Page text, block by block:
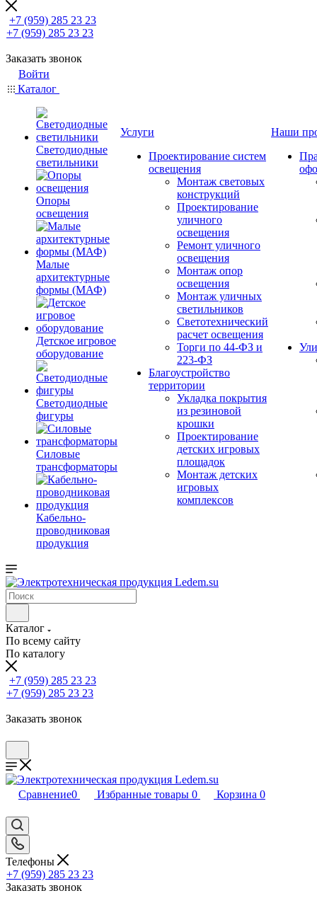
+7 (959) 285 23 23
+7 (959) 285 23 23
Заказать звонок
Войти
Каталог
Светодиодные
светильники
Опоры
освещения
Малые
архитектурные
формы (МАФ)
Детское игровое
оборудование
Светодиодные
фигуры
Силовые
трансформаторы
Кабельно-
проводниковая
продукция
Услуги
Проектирование систем
освещения
Монтаж световых
конструкций
Проектирование
уличного
освещения
Ремонт уличного
освещения
Монтаж опор
освещения
Монтаж уличных
светильников
Светотехнический
расчет освещения
Торги по 44-ФЗ и
223-ФЗ
Благоустройство
территории
Укладка покрытия
из резиновой
крошки
Проектирование
детских игровых
площадок
Монтаж детских
игровых
комплексов
Наши
Каталог
По всему сайту
По каталогу
+7 (959) 285 23 23
+7 (959) 285 23 23
Заказать звонок
Сравнение0 Избранные товары 0 Корзина 0
Телефоны
+7 (959) 285 23 23
Заказать звонок